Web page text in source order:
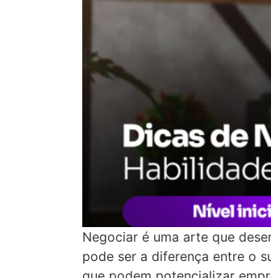
Negociar é uma arte que
pode ser a diferença entre o